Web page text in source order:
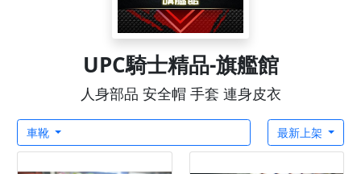
UPC騎士精品-旗艦館
人身部品 安全帽 手套 連身皮衣
車靴 最新上架